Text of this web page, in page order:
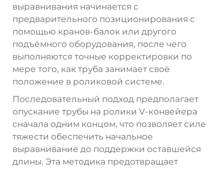
выравнивания начинается с
предварительного позиционирования с
помощью кранов-балок или другого
подъёмного оборудования, после чего
выполняются точные корректировки по
мере того, как труба занимает своё
положение в роликовой системе.
Последовательный подход предполагает
опускание трубы на ролики V-конвейера
сначала одним концом, что позволяет силе
тяжести обеспечить начальное
выравнивание до поддержки оставшейся
длины. Эта методика предотвращает